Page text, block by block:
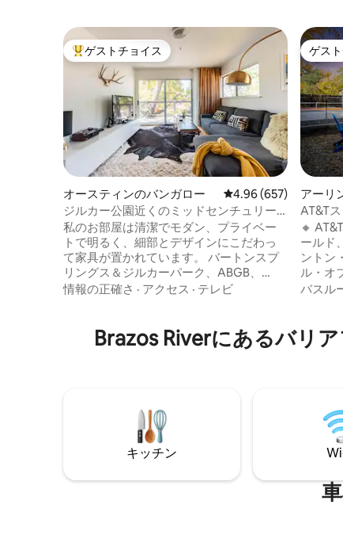
大好評のゲストチョイスです。
ゲストチョイス
オースティンのバンガロー レビュー657件、5つ
4.96 (657)
ジルカー公園近くのミッドセンチュリー
モダンなツリーハウス
私のお部屋は清潔でモダン、プライベー
トで明るく、細部とデザインにこだわっ
て家具が置かれています。 バートンスプ
リングス＆ジルカーパーク、ABGB、
Soup Peddler - Real Food & Juice Bar、
Kerbey Lane、Matt's El Rancho、Patika
Cafe、Bouldin Creek Cafe、
旅、ビジネス旅行者、ご家族連れにおす
すめです（ただし、子供の安全対策はで
きていません）。 キッチンはダイニング
エリアとリビングルームに面しており、
ースは750平方フィート、バックデッキは
情報の正確さ · アクセス · テレビ
ゲス
ゲス
アーリ
AT&T
歩圏内
🔸
ールド
ントン
ル・オ
ブ＆エ
ス・フ
ールド
ビリ
🔹 ダ
ーベ
分）
Fi
バスル
Brazos Riverにあるバリ
キッチン